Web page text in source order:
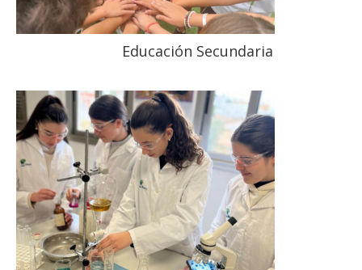
Educación Secundaria